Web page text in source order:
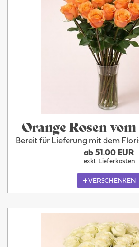
Orange Rosen
Bereit für Lieferung mit dem
ab 51.00 EUR
exkl. Lieferkosten
VERSCHENKEN